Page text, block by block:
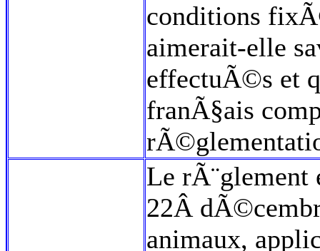
conditions
aimerait-elle
effectuÃ©s et
franÃ§ais
Le
22Â
animaux,